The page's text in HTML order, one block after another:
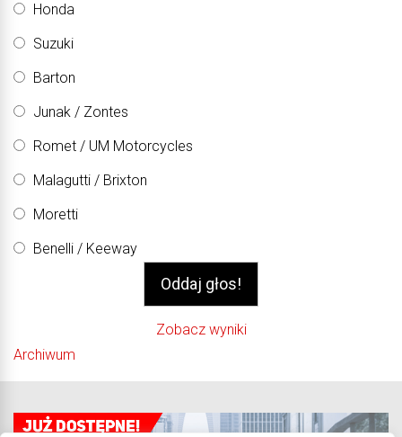
Honda
Suzuki
Barton
Junak / Zontes
Romet / UM Motorcycles
Malagutti / Brixton
Moretti
Benelli / Keeway
Zobacz wyniki
Archiwum